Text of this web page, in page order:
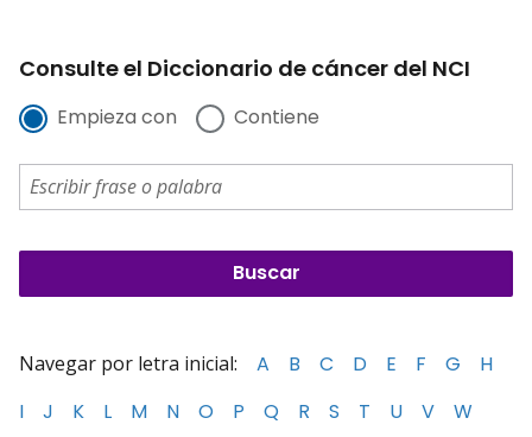
Consulte el Diccionario de cáncer del NCI
Empieza con Contiene
Navegar por letra inicial: A B C D E F G
H
I
J K L M N O P Q R S T U V
W